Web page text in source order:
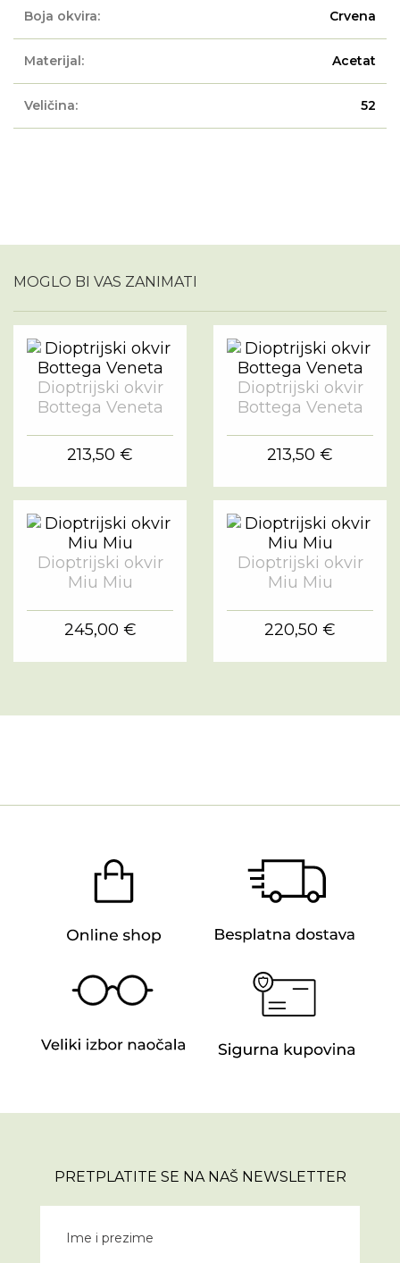
Boja okvira: Crvena
Materijal: Acetat
Veličina: 52
MOGLO BI VAS ZANIMATI
Dioptrijski okvir
Bottega Veneta
213,50 €
Dioptrijski okvir
Bottega Veneta
213,50 €
Dioptrijski okvir
Miu Miu
245,00 €
Dioptrijski okvir
Miu Miu
220,50 €
PRETPLATITE SE NA NAŠ NEWSLETTER